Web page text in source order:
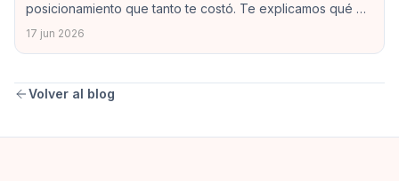
posicionamiento que tanto te costó. Te explicamos qué es
una redirección 301, cuándo usarla y cómo implementarla
17 jun 2026
Volver al blog